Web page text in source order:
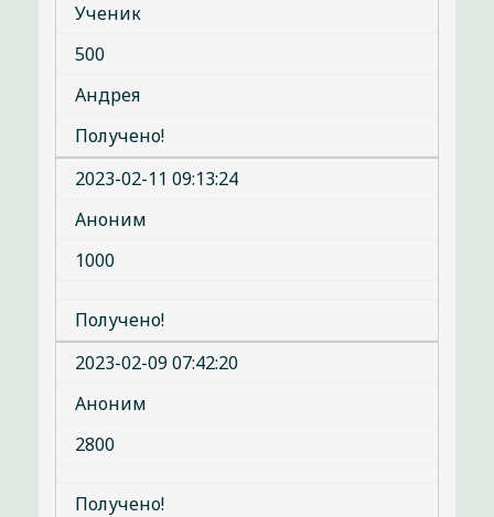
Ученик
500
Андрея
Получено!
2023-02-11 09:13:24
Аноним
1000
Получено!
2023-02-09 07:42:20
Аноним
2800
Получено!